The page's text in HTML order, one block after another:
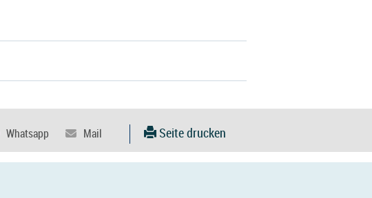
Seite drucken